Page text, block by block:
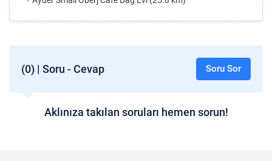
(0) | Soru - Cevap Soru Sor
Aklınıza takılan soruları hemen sorun!